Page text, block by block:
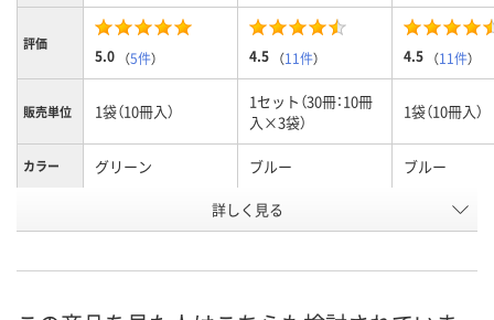
評価
5.0 （5件） 4.5 （11件） 4.5 （11件）
販売単位 1袋（10冊入）
1セット（30冊：10冊
入×3袋）
1袋（10冊入）
カラー グリーン ブルー ブルー
AR80643 AX06801
8月8日（土）
詳しく見る